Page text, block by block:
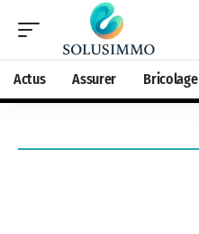
Actus Assurer Bricolage